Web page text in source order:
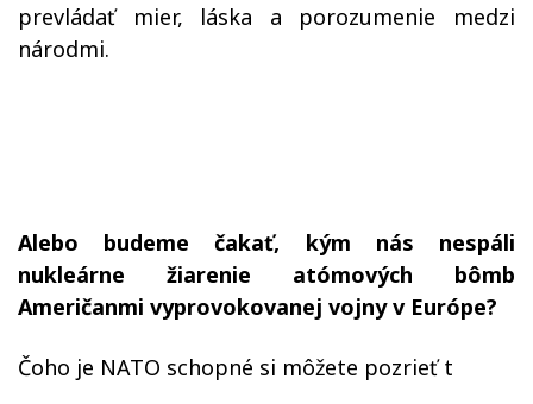
prevládať mier, láska a porozumenie medzi
národmi.
Alebo budeme čakať, kým nás nespáli
nukleárne žiarenie atómových bômb
Američanmi vyprovokovanej vojny v Európe?
Čoho je NATO schopné si môžete pozrieť t